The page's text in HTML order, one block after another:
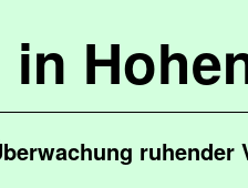
ruhender